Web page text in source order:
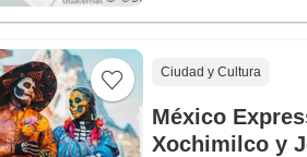
Ciudad y Cultura
México
Xochimilco y